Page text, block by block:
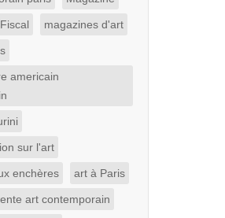
magazines d'art
americain
sur l'art
enchères art à Paris
art contemporain